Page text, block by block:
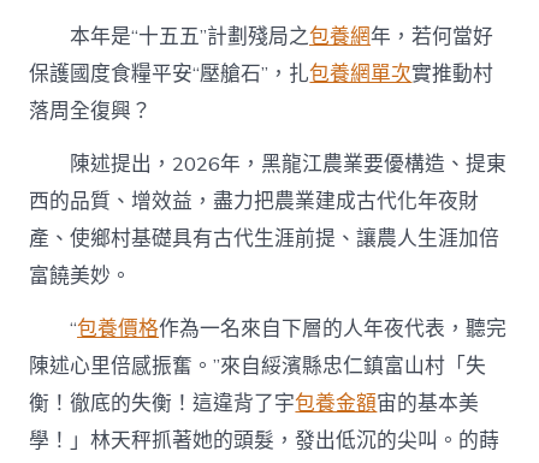
本年是“十五五”計劃殘局之包養網年，若何當好
保護國度食糧平安“壓艙石”，扎包養網單次實推動村
落周全復興？
陳述提出，2026年，黑龍江農業要優構造、提東
西的品質、增效益，盡力把農業建成古代化年夜財
產、使鄉村基礎具有古代生涯前提、讓農人生涯加倍
富饒美妙。
“包養價格作為一名來自下層的人年夜代表，聽完
陳述心里倍感振奮。”來自綏濱縣忠仁鎮富山村「失
衡！徹底的失衡！這違背了宇包養金額宙的基本美
學！」林天秤抓著她的頭髮，發出低沉的尖叫。的蒔